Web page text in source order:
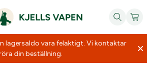
lagersaldo vara felaktigt. Vi kontaktar
din beställning.